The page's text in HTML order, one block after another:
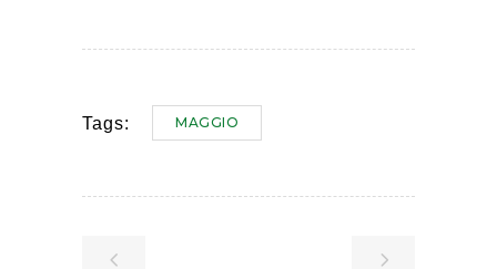
Tags: MAGGIO